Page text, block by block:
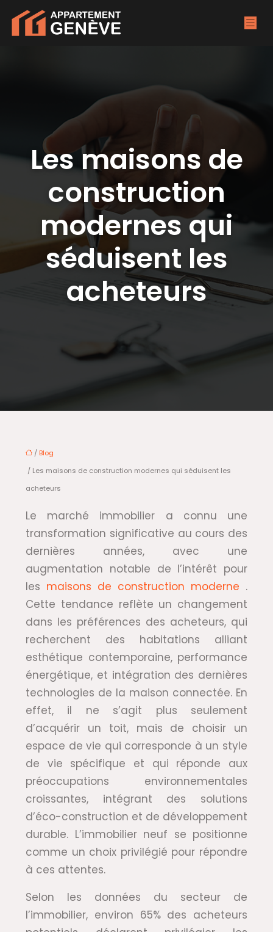
Les maisons de
construction
modernes qui
séduisent les
acheteurs
/ Blog
/ Les maisons de construction modernes qui séduisent les
acheteurs
Le marché immobilier a connu une
transformation significative au cours des
dernières années, avec une
augmentation notable de l’intérêt pour
les maisons de construction moderne .
Cette tendance reflète un changement
dans les préférences des acheteurs, qui
recherchent des habitations alliant
esthétique contemporaine, performance
énergétique, et intégration des dernières
technologies de la maison connectée. En
effet, il ne s’agit plus seulement
d’acquérir un toit, mais de choisir un
espace de vie qui corresponde à un style
de vie spécifique et qui réponde aux
préoccupations environnementales
croissantes, intégrant des solutions
d’éco-construction et de développement
durable. L’immobilier neuf se positionne
comme un choix privilégié pour répondre
à ces attentes.
Selon les données du secteur de
l’immobilier, environ 65% des acheteurs